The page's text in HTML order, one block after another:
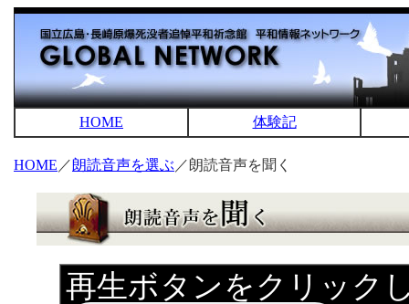
HOME 体験記
HOME ／朗読音声を選ぶ ／朗読音声を聞く
再生ボタンをクリック